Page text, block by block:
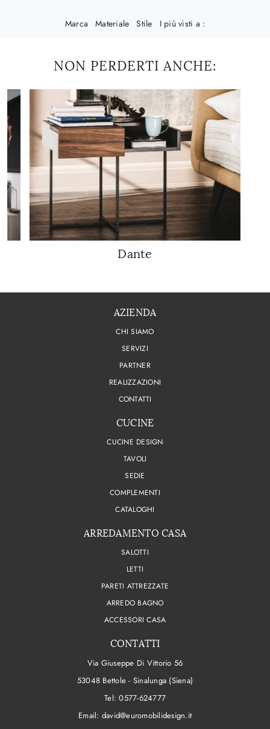
Marca Materiale Stile I più visti a :
NON PERDERTI ANCHE:
Dante
AZIENDA
CHI SIAMO
SERVIZI
PARTNER
REALIZZAZIONI
CONTATTI
CUCINE
CUCINE DESIGN
TAVOLI
SEDIE
COMPLEMENTI
CATALOGHI
ARREDAMENTO CASA
SALOTTI
LETTI
PARETI ATTREZZATE
ARREDO BAGNO
ACCESSORI CASA
CONTATTI
Via Giuseppe Di Vittorio 56
53048 Bettole - Sinalunga (Siena)
Tel:0577-624777
Email: david@euromobilidesign.it